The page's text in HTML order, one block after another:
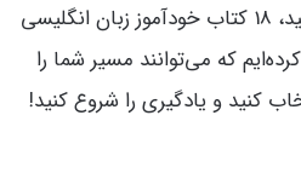
اگر دنبال نتیجه واقعی هستید، 18 کتاب خودآموز زبان انگلیسی
که می‌توانند مسیر شما را
کنید و یادگیری را شروع کنید!